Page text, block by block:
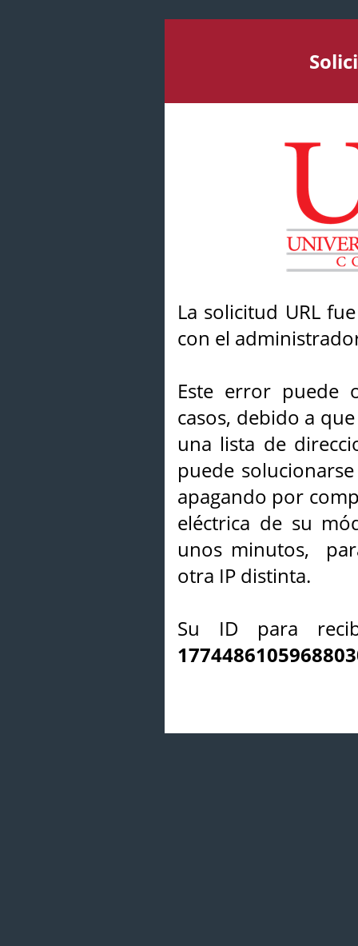
La solicitud URL
con el
Este error puede
casos, debido a
una lista de
puede
apagando por
eléctrica de su
unos minutos,
otra IP distinta.
Su ID para